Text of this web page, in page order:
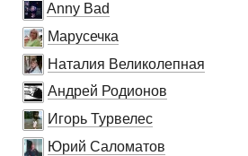
Anny Bad
Марусечка
Наталия Великолепная
Андрей Родионов
Игорь Турвелес
Юрий Саломатов